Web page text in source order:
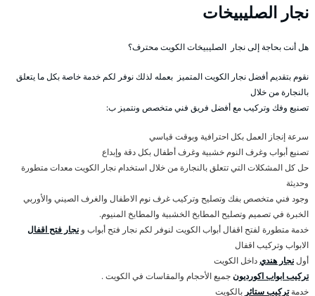
نجار الصليبيخات
هل أنت بحاجة إلى نجار الصليبيخات الكويت محترف؟
نقوم بتقديم أفضل نجار الكويت المتميز بعمله لذلك نوفر لكم خدمة خاصة بكل ما يتعلق
بالنجارة من خلال
تصنيع وفك وتركيب مع أفضل فريق فني متخصص ونتميز ب:
سرعة إنجاز العمل بكل احترافية وبوقت قياسي
تصنيع أبواب وغرف النوم خشبية وغرف أطفال بكل دقة وإبداع
حل كل المشكلات التي تتعلق بالنجارة من خلال استخدام نجار الكويت معدات متطورة
وحديثة
وجود فني متخصص بفك وتصليح وتركيب غرف نوم الاطفال والغرف الصيني والأوربي
الخبرة في تصميم وتصليح المطابخ الخشبية والمطابخ المنيوم.
خدمة متطورة لفتح اقفال أبواب الكويت لنوفر لكم نجار فتح أبواب و نجار فتح اقفال
الابواب وتركيب اقفال
أولنجار هنديداخل الكويت
تركيب ابواب اكورديونجميع الأحجام والمقاسات في الكويت .
خدمةتركيب ستائر بالكويت